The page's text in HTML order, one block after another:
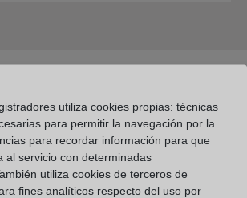
Registradores
utiliza cookies propias: técnicas
para permitir la navegación por la
para recordar información para que
al servicio con determinadas
utiliza cookies de terceros de
fines analíticos respecto del uso por